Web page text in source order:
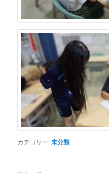
カテゴリー:未分類